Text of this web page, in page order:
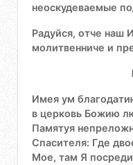
неоскудеваемые
Радуйся, отче наш
молитвенниче и
Имея ум
в церковь Божию
Памятуя
Спасителя: Где
Мое, там Я